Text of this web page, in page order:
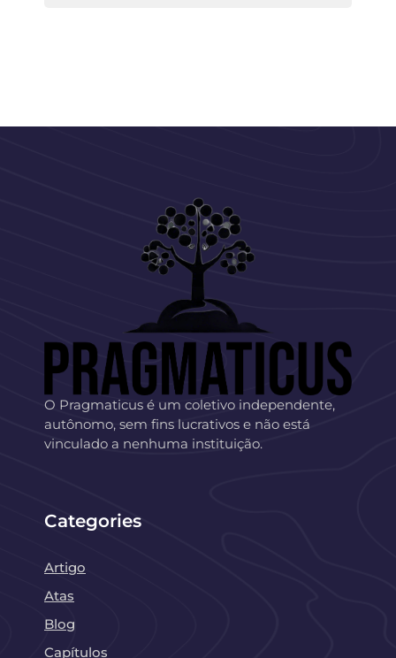
O Pragmaticus é um coletivo independente,
autônomo, sem fins lucrativos e não está
vinculado a nenhuma instituição.
Categories
Artigo
Atas
Blog
Capítulos